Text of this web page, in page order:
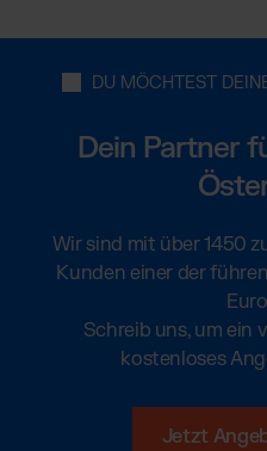
DU MÖCHTEST
Dein Partner
Wir sind mit über 1450
Kunden einer der
Schreib uns, um ein
kostenloses
Jetzt